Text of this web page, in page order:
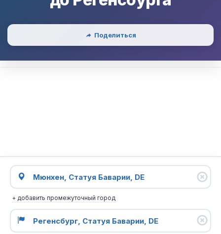
Поделиться
+ добавить промежуточный город